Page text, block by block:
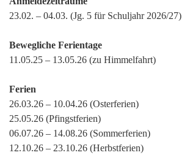
23.02. – 04.03. (Jg. 5 für Schuljahr 2026/27)
Bewegliche Ferientage
11.05.25 – 13.05.26 (zu Himmelfahrt)
Ferien
26.03.26 – 10.04.26 (Osterferien)
25.05.26 (Pfingstferien)
06.07.26 – 14.08.26 (Sommerferien)
12.10.26 – 23.10.26 (Herbstferien)